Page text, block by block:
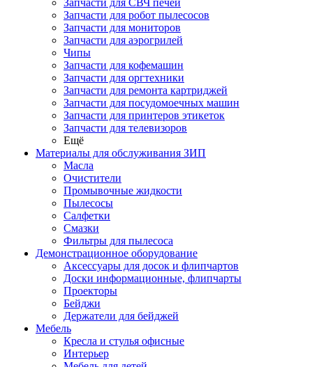
Запчасти для СВЧ печей
Запчасти для робот пылесосов
Запчасти для мониторов
Запчасти для аэрогрилей
Чипы
Запчасти для кофемашин
Запчасти для оргтехники
Запчасти для ремонта картриджей
Запчасти для посудомоечных машин
Запчасти для принтеров этикеток
Запчасти для телевизоров
Ещё
Материалы для обслуживания ЗИП
Масла
Очистители
Промывочные жидкости
Пылесосы
Салфетки
Смазки
Фильтры для пылесоса
Демонстрационное оборудование
Аксессуары для досок и флипчартов
Доски информационные, флипчарты
Проекторы
Бейджи
Держатели для бейджей
Мебель
Кресла и стулья офисные
Интерьер